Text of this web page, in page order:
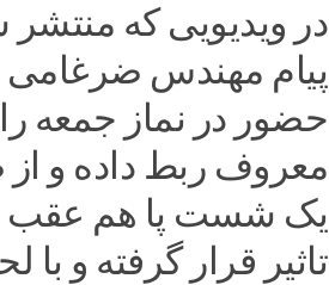
در ویدیویی که منتشر
پیام مهندس ضرغامی
حضور در نماز جمعه را
معروف ربط داده و
یک شست پا هم عقب
تاثیر قرار گرفته و